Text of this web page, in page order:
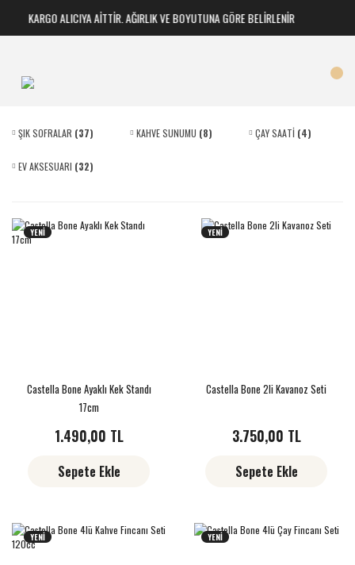
KARGO ALICIYA AİTTİR. AĞIRLIK VE BOYUTUNA GÖRE BELİRLENİR
ŞIK SOFRALAR (37) KAHVE SUNUMU (8) ÇAY SAATİ (4)
EV AKSESUARI (32)
YENİ
Castella Bone Ayaklı Kek Standı
17cm
1.490,00 TL
Sepete Ekle
YENİ
Castella Bone 2li Kavanoz Seti
3.750,00 TL
Sepete Ekle
YENİ YENİ